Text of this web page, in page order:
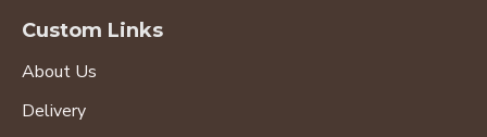
Custom Links
About Us
Delivery